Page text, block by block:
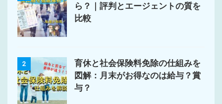
ら？｜評判とエージェントの質を
比較
2
育休と社会保険料免除の仕組みを
図解：月末がお得なのは給与？賞
与？